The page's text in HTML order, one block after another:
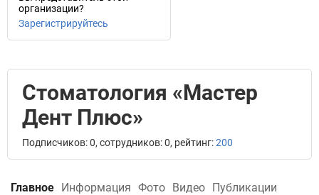
организации?
Зарегистрируйтесь
Стоматология «Мастер
Дент Плюс»
Подписчиков: 0, сотрудников: 0, рейтинг:200
Главное Информация Фото Видео Публикации